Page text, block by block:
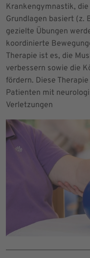
Krankengymnastik,
Grundlagen basiert (z.
gezielte Übungen
koordinierte
Therapie ist es, die
verbessern sowie die
fördern. Diese
Patienten mit
Verletzungen